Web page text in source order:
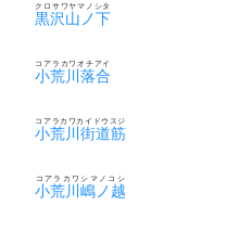
黒沢山ノ下
クロサワヤマノシタ
小荒川落合
コアラカワオチアイ
小荒川街道筋
コアラカワカイドウスジ
小荒川嶋ノ越
コアラカワシマノコシ